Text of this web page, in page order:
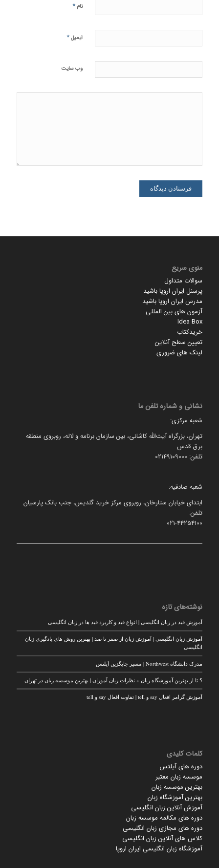
نام *
ایمیل*
وب‌ سایت
منوی سریع
سوالات متداول
پرسنل ایران اروپا باشید
مدرس ایران اروپا باشید
آزمون های بین المللی
Idea Box
خریدکتاب
تعیین سطح آنلاین
لینک های ضروری
نشانی و شماره تلفن ما
شعبه مرکزی:
تهران، بزرگراه آیت‌الله کاشانی، بین سازمان برنامه و لاله، روبروی منطقه
برق قدس
تلفن: 02149109000
شعبه صادقیه:
ابتدای خیابان ستارخان، روبروی مرکز خرید گلدیس، جنب بانک پارسیان
تلفن:
021-44254100
نوشته‌های تازه
آموزش قید در زبان انگلیسی | انواع قید و کاربرد قید ها در زبان انگلیسی
آموزش زبان انگلیسی | آموزش زبان از صفر تا صد | بهترین روش های یادگیری زبان
انگلیسی
مدرک دانشگاه Northwest | مسیر جایگزین آیلتس
5 تا از بهترین آموزشگاه زبان + نظرات زبان آموزان | بهترین موسسه زبان در تهران
آموزش گرامر افعال say و tell | تفاوت افعال say و tell
کلمات کلیدی
دوره های آیلتس
موسسه زبان معتبر
بهترین موسسه زبان
بهترین آموزشگاه زبان
آموزش آنلاین زبان انگلیسی
دوره های مکالمه موسسه زبان
دوره های مجازی زبان انگلیسی
کلاس های آنلاین زبان انگلیسی
آموزشگاه زبان انگلیسی ایران اروپا